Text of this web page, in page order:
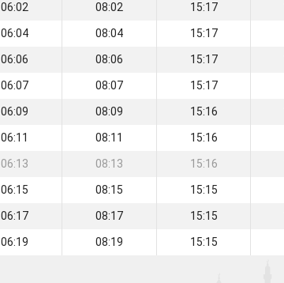
06:02 08:02 15:17
06:04 08:04 15:17
06:06 08:06 15:17
06:07 08:07 15:17
06:09 08:09 15:16
06:11 08:11 15:16
06:13 08:13 15:16
06:15 08:15 15:15
06:17 08:17 15:15
06:19 08:19 15:15